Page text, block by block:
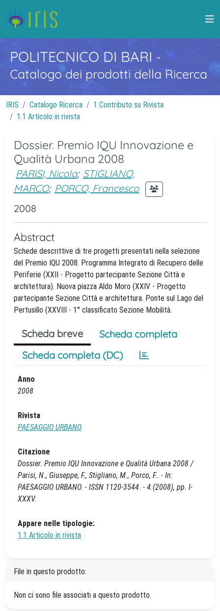
POLITECNICO DI BARI -
Catalogo dei prodotti della Ricerca
IRIS Catalogo Ricerca
1 Contributo su Rivista
1.1 Articolo in rivista
Dossier. Premio IQU Innovazione e
Qualità Urbana 2008
PARISI, Nicola; STIGLIANO,
MARCO; PORCO, Francesco
2008
Abstract
Schede descrittive di tre progetti presentati nella selezione
del Premio IQU 2008. Programma Integrato di Recupero delle
Periferie (XXII - Progetto partecipante Sezione Città e
architettura). Nuova piazza Aldo Moro (XXIV - Progetto
partecipante Sezione Città e architettura. Ponte sul Lago del
Pertusillo (XXVIII - 1° classificato Sezione Mobilità.
Scheda breve
Scheda completa
Scheda completa (DC)
Anno
2008
Rivista
PAESAGGIO URBANO
Citazione
Dossier. Premio IQU Innovazione e Qualità Urbana 2008 /
Parisi, N., Giuseppe, F., Stigliano, M., Porco, F.. - In:
PAESAGGIO URBANO. - ISSN 1120-3544. - 4:(2008), pp. I-
XXXV.
Appare nelle tipologie:
1.1 Articolo in rivista
File in questo prodotto:
Non ci sono file associati a questo prodotto.